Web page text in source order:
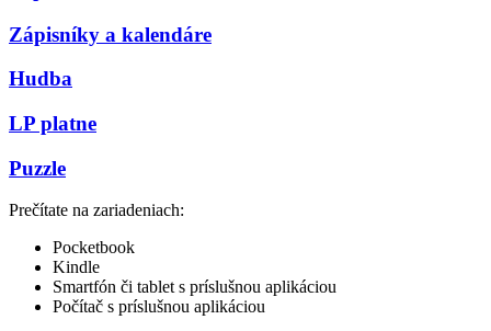
Zápisníky a kalendáre
Hudba
LP platne
Puzzle
Prečítate na zariadeniach:
Pocketbook
Kindle
Smartfón či tablet s príslušnou aplikáciou
Počítač s príslušnou aplikáciou